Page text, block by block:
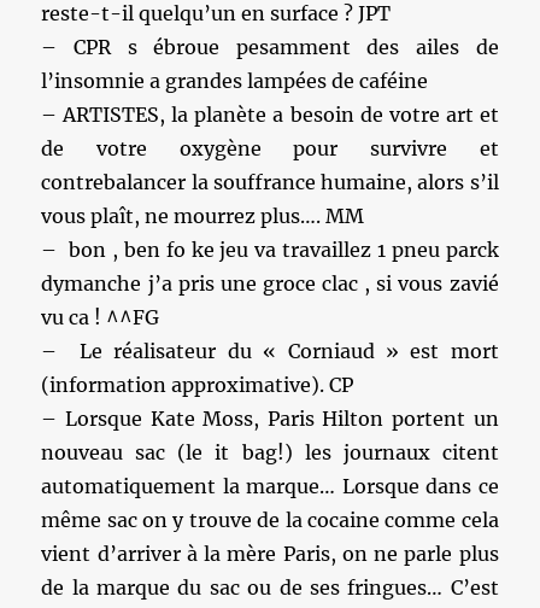
reste-t-il quelqu’un en surface ? JPT
– CPR s ébroue pesamment des ailes de
l’insomnie a grandes lampées de caféine
– ARTISTES, la planète a besoin de votre art et
de votre oxygène pour survivre et
contrebalancer la souffrance humaine, alors s’il
vous plaît, ne mourrez plus…. MM
– bon , ben fo ke jeu va travaillez 1 pneu parck
dymanche j’a pris une groce clac , si vous zavié
vu ca ! ^^FG
– Le réalisateur du « Corniaud » est mort
(information approximative). CP
– Lorsque Kate Moss, Paris Hilton portent un
nouveau sac (le it bag!) les journaux citent
automatiquement la marque… Lorsque dans ce
même sac on y trouve de la cocaine comme cela
vient d’arriver à la mère Paris, on ne parle plus
de la marque du sac ou de ses fringues… C’est